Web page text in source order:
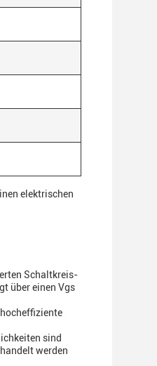
elektrischen
Schaltkreis-
über einen Vgs
sind
werden